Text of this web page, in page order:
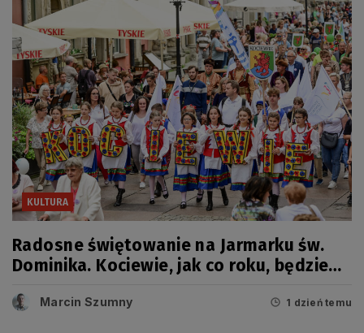
KULTURA
Radosne świętowanie na Jarmarku św.
Dominika. Kociewie, jak co roku, będzie
Marcin Szumny 1 dzień temu